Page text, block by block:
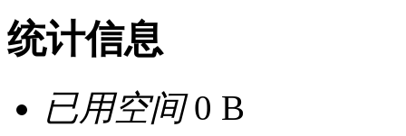
统计信息
已用空间0 B